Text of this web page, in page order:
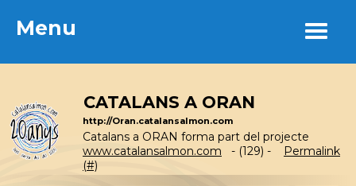
Menu
CATALANS A ORAN
http://Oran.catalansalmon.com
Catalans a ORAN forma part del projecte
www.catalansalmon.com - (129) -
Permalink
(#)
Menu